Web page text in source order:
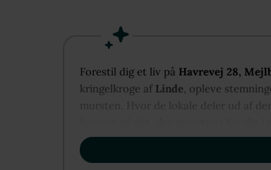
Forestil dig et liv på Havrevej 28,
kringelkroge af Linde , opleve
mursten. Hvor de lokale deler ud af
vise dig, hvordan Linde kan danne